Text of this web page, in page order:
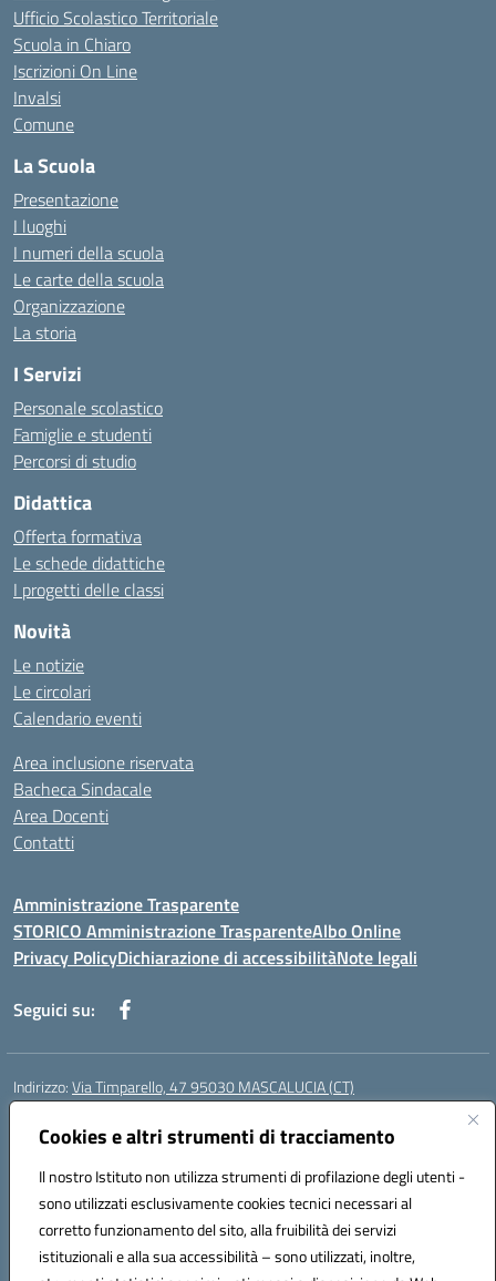
Cookies e altri strumenti di tracciamento
Il nostro Istituto non utilizza strumenti di profilazione degli utenti -
sono utilizzati esclusivamente cookies tecnici necessari al
corretto funzionamento del sito, alla fruibilità dei servizi
istituzionali e alla sua accessibilità – sono utilizzati, inoltre,
Ufficio Scolastico Territoriale
Scuola in Chiaro
Iscrizioni On Line
Invalsi
Comune
La Scuola
Presentazione
I luoghi
I numeri della scuola
Le carte della scuola
Organizzazione
La storia
I Servizi
Personale scolastico
Famiglie e studenti
Percorsi di studio
Didattica
Offerta formativa
Le schede didattiche
I progetti delle classi
Novità
Le notizie
Le circolari
Calendario eventi
Area inclusione riservata
Bacheca Sindacale
Area Docenti
Contatti
Amministrazione Trasparente
STORICO Amministrazione TrasparenteAlbo Online
Privacy PolicyDichiarazione di accessibilitàNote legali
Seguici su:
Indirizzo:Via Timparello, 47 95030 MASCALUCIA (CT)
Centralino:
Posta elettronica certificata (PEC):ctic8bc002@pec.istruzione.it
Codice fiscale: 93238350875
Codice meccanografico:ctic8bc002
Codice Indice delle Pubbliche Amministrazioni (IPA): istsc_ctic8bc002
Codice unico di fatturazione (CUF): 2PO2JW